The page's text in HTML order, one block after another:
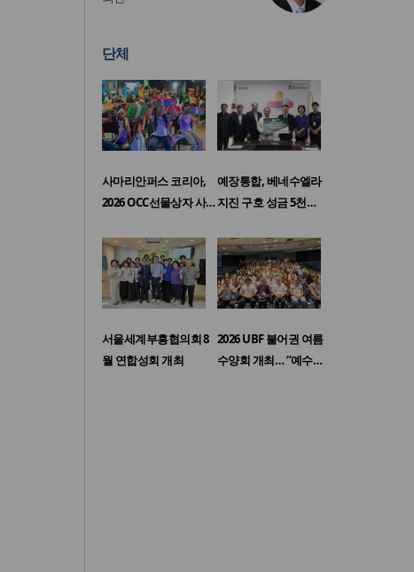
단체
사마리안퍼스 코리아,
2026 OCC선물상자 사…
예장통합, 베네수엘라
지진 구호 성금 5천…
서울세계부흥협의회 8
월 연합성회 개최
2026 UBF 불어권 여름
수양회 개최… “예수…